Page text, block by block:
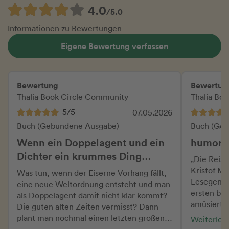
4.0/5.0
Informationen zu Bewertungen
Eigene Bewertung verfassen
Bewertung
Thalia Book Circle Community
5/5
07.05.2026
Buch (Gebundene Ausgabe)
Wenn ein Doppelagent und ein
Dichter ein krummes Ding
drehen
Was tun, wenn der Eiserne Vorhang fällt,
eine neue Weltordnung entsteht und man
als Doppelagent damit nicht klar kommt?
Die guten alten Zeiten vermisst? Dann
plant man nochmal einen letzten großen
Thalia
Buch
„Die
Kristof
ersten
amüsiert!
Der